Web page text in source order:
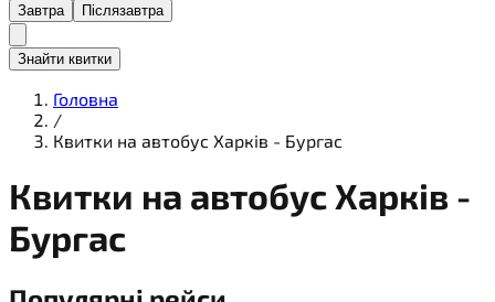
Завтра Післязавтра
Знайти квитки
Головна
/
Квитки на автобус Харків - Бургас
Квитки на автобус Харків -
Бургас